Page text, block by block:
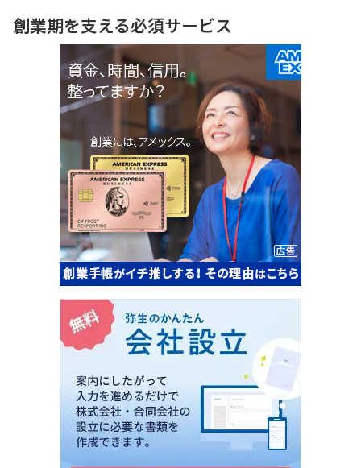
創業期を支える必須サービス